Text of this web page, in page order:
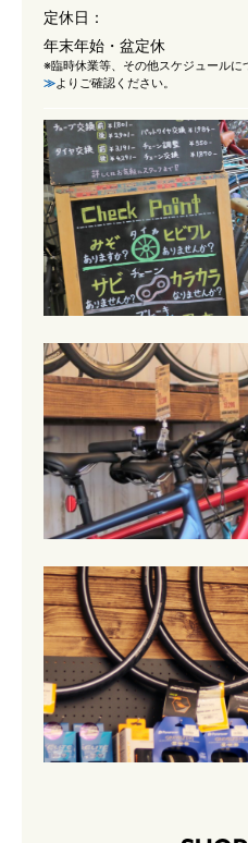
定休日：
年末年始・盆定休
※臨時休業等、その他スケジュールに
≫よりご確認ください。